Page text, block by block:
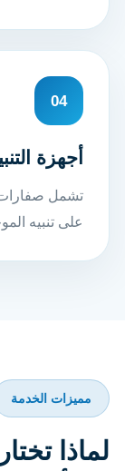
04
أجهزة
تشمل صفارات
على تنبيه
مميزات الخدمة
لماذا